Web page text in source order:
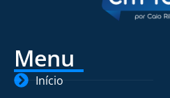
Menu
Início